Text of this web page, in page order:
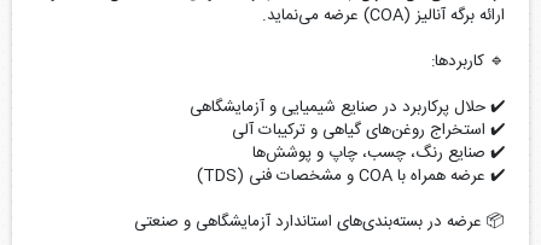
ارائه برگه آنالیز (COA) عرضه می‌نماید.
🔹 کاربردها:
✔️ حلال پرکاربرد در صنایع شیمیایی و آزمایشگاهی
✔️ استخراج روغن‌های گیاهی و ترکیبات آلی
✔️ صنایع رنگ، چسب، چاپ و پوشش‌ها
✔️ عرضه همراه با COA و مشخصات فنی (TDS)
📦 عرضه در بسته‌بندی‌های استاندارد آزمایشگاهی و صنعتی